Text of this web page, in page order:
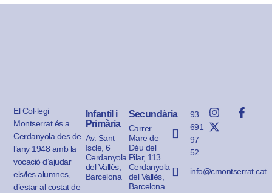
El Col·legi
Montserrat és a
Cerdanyola des de
l’any 1948 amb la
vocació d’ajudar
els/les alumnes,
d’estar al costat de
Infantil i
Primària
Av. Sant
Iscle, 6
Cerdanyola
del Vallès,
Barcelona
Secundària
Carrer
Mare de
Déu del
Pilar, 113
Cerdanyola
del Vallès,
Barcelona
93
691
97
52
info@cmontserrat.cat